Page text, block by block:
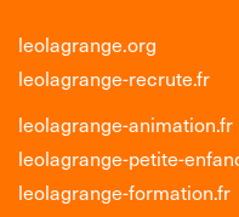
leolagrange.org
leolagrange-recrute.fr
leolagrange-animation.fr
leolagrange-petite-
leolagrange-formation.fr